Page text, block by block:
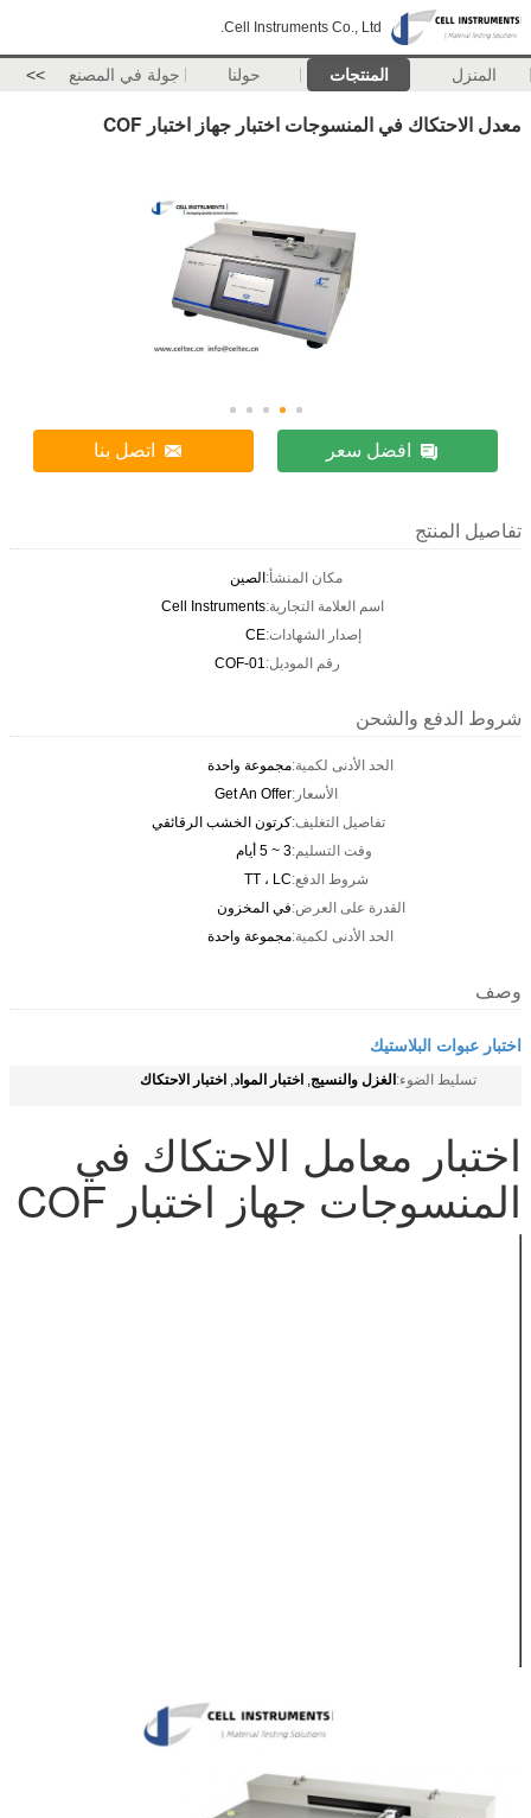
Cell Instruments Co., Ltd.
المنزل المنتجات حولنا جولة في المصنع >>
معدل الاحتكاك في المنسوجات اختبار جهاز اختبار COF
افضل سعر اتصل بنا
تفاصيل المنتج
مكان المنشأ:الصين
اسم العلامة التجارية:Cell Instruments
إصدار الشهادات:CE
رقم الموديل:COF-01
شروط الدفع والشحن
الحد الأدنى لكمية:مجموعة واحدة
الأسعار:Get An Offer
تفاصيل التغليف:كرتون الخشب الرقائقي
وقت التسليم:3 ~ 5 أيام
شروط الدفع:TT ، LC
القدرة على العرض:في المخزون
الحد الأدنى لكمية:مجموعة واحدة
وصف
اختبار عبوات البلاستيك
تسليط الضوء:الغزل والنسيج, اختبار المواد, اختبار الاحتكاك
اختبار معامل الاحتكاك في
المنسوجات جهاز اختبار COF